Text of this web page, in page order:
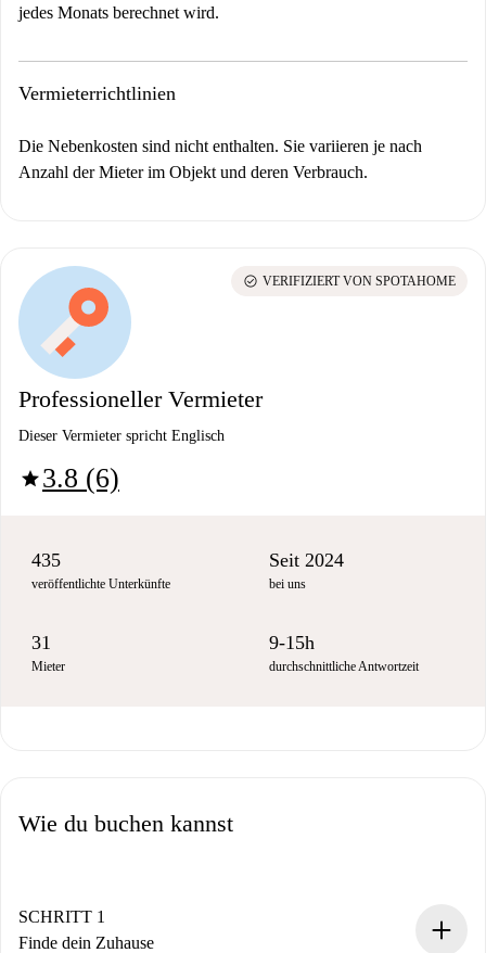
jedes Monats berechnet wird.
Vermieterrichtlinien
Die Nebenkosten sind nicht enthalten. Sie variieren je nach
Anzahl der Mieter im Objekt und deren Verbrauch.
Professioneller Vermieter
Dieser Vermieter spricht Englisch
star3.8 (6)
check_circle VERIFIZIERT VON SPOTAHOME
435
veröffentlichte Unterkünfte
Seit 2024
bei uns
31
Mieter
9-15h
durchschnittliche Antwortzeit
Wie du buchen kannst
SCHRITT 1
Finde dein Zuhause